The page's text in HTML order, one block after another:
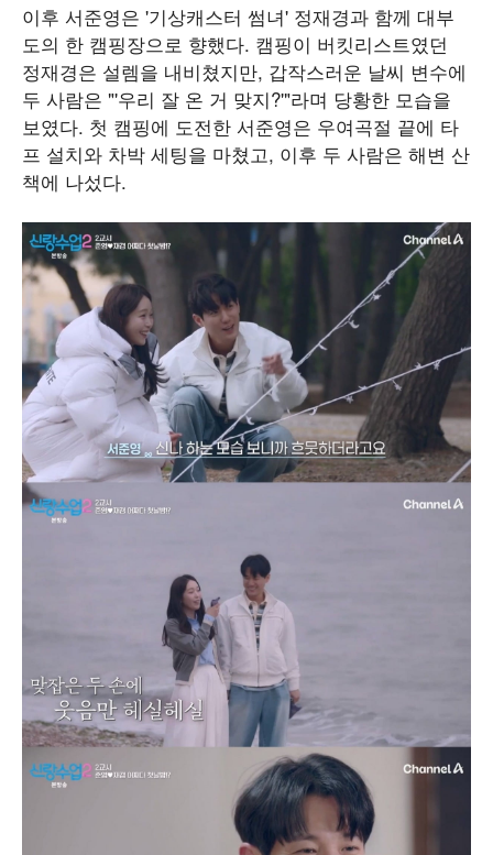
이후 서준영은 '기상캐스터 썸녀' 정재경과 함께 대부
도의 한 캠핑장으로 향했다. 캠핑이 버킷리스트였던
정재경은 설렘을 내비쳤지만, 갑작스러운 날씨 변수에
두 사람은 "'우리 잘 온 거 맞지?'"라며 당황한 모습을
보였다. 첫 캠핑에 도전한 서준영은 우여곡절 끝에 타
프 설치와 차박 세팅을 마쳤고, 이후 두 사람은 해변 산
책에 나섰다.